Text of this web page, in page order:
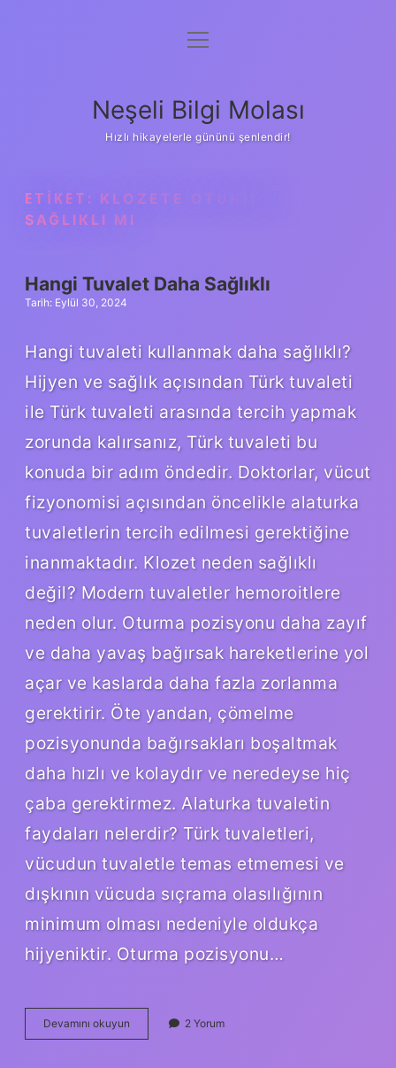
Anasayfa
Yasal Uyarı
menüyü
Neşeli Bilgi Molası
Hızlı hikayelerle gününü şenlendir!
ETIKET: KLOZETE OTURMAK
SAĞLIKLI MI
Hangi Tuvalet Daha Sağlıklı
Tarih: Eylül 30, 2024
Hangi tuvaleti kullanmak daha sağlıklı?
Hijyen ve sağlık açısından Türk tuvaleti
ile Türk tuvaleti arasında tercih yapmak
zorunda kalırsanız, Türk tuvaleti bu
konuda bir adım öndedir. Doktorlar, vücut
fizyonomisi açısından öncelikle alaturka
tuvaletlerin tercih edilmesi gerektiğine
inanmaktadır. Klozet neden sağlıklı
değil? Modern tuvaletler hemoroitlere
neden olur. Oturma pozisyonu daha zayıf
ve daha yavaş bağırsak hareketlerine yol
açar ve kaslarda daha fazla zorlanma
gerektirir. Öte yandan, çömelme
pozisyonunda bağırsakları boşaltmak
daha hızlı ve kolaydır ve neredeyse hiç
çaba gerektirmez. Alaturka tuvaletin
faydaları nelerdir? Türk tuvaletleri,
vücudun tuvaletle temas etmemesi ve
dışkının vücuda sıçrama olasılığının
minimum olması nedeniyle oldukça
hijyeniktir. Oturma pozisyonu…
Devamını okuyun
Tuvalet
2 Yorum